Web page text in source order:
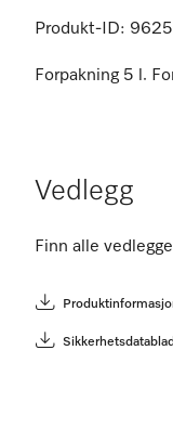
Produkt-ID:
Forpakning 5 l.
Vedlegg
Finn alle
Sikkerhetsdatablad